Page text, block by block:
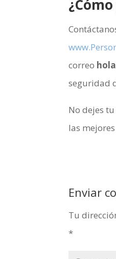
correo
seguridad
No dejes
las
Enviar
Tu
*